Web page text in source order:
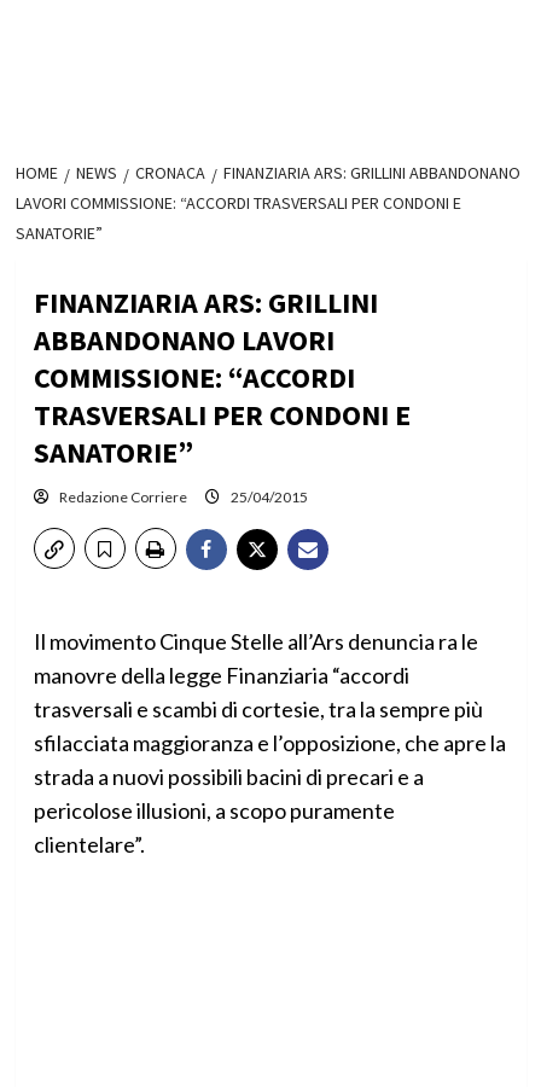
HOME NEWS CRONACA
FINANZIARIA ARS: GRILLINI ABBANDONANO
LAVORI COMMISSIONE: “ACCORDI TRASVERSALI PER CONDONI E
SANATORIE”
FINANZIARIA ARS: GRILLINI
ABBANDONANO LAVORI
COMMISSIONE: “ACCORDI
TRASVERSALI PER CONDONI E
SANATORIE”
Redazione Corriere 25/04/2015
Il movimento Cinque Stelle all’Ars denuncia ra le
manovre della legge Finanziaria “accordi
trasversali e scambi di cortesie, tra la sempre più
sfilacciata maggioranza e l’opposizione, che apre la
strada a nuovi possibili bacini di precari e a
pericolose illusioni, a scopo puramente
clientelare”.